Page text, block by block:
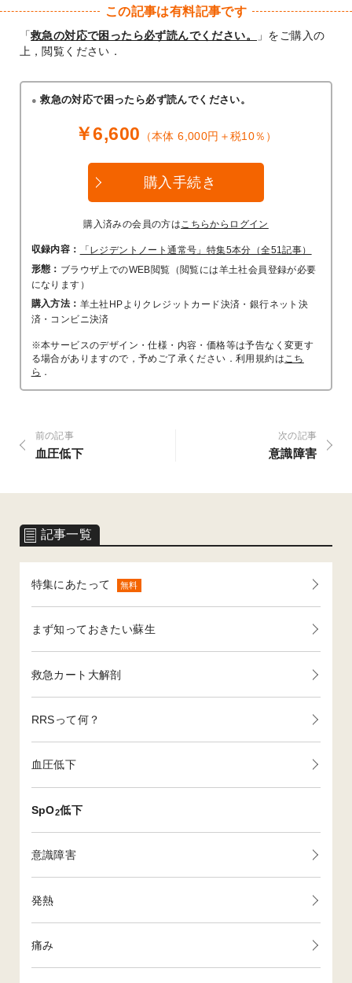
記事一覧
特集にあたって 無料
まず知っておきたい蘇生
救急カート大解剖
RRSって何？
血圧低下
SpO2低下
意識障害
発熱
痛み
この記事は有料記事です
「救急の対応で困ったら必ず読んでください。
」をご購入の
上，閲覧ください．
救急の対応で困ったら必ず読んでください。
￥6,600 （本体 6,000円＋税10％）
購入手続き
購入済みの会員の方はこちらからログイン
収録内容：
「レジデントノート通常号」特集5本分（全51記事）
形態： ブラウザ上でのWEB閲覧（閲覧には羊土社会員登録が必要
になります）
購入方法： 羊土社HPよりクレジットカード決済・銀行ネット決
済・コンビニ決済
※本サービスのデザイン・仕様・内容・価格等は予告なく変更す
る場合がありますので，予めご了承ください．利用規約はこち
ら ．
前の記事
血圧低下
次の記事
意識障害